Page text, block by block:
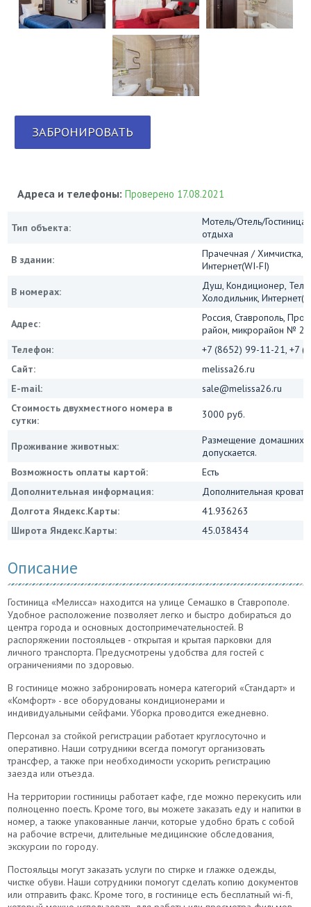
ЗАБРОНИРОВАТЬ
Адреса и телефоны:Проверено 17.08.2021
Тип объекта:
Мотель/Отель/
отдыха
В здании:
Прачечная / Химчистка,
Интернет(WI-FI)
В номерах:
Душ, Кондиционер,
Холодильник,
Адрес:
Россия, Ставрополь,
район, микрорайон №
Телефон:
+7 (8652) 99-11-21, +7
Сайт:
melissa26.ru
E-mail:
sale@melissa26.ru
Стоимость двухместного номера в
сутки:
3000 руб.
Проживание животных:
Размещение домашних
допускается.
Возможность оплаты картой:
Есть
Дополнительная информация:
Дополнительная
Долгота Яндекс.Карты:
41.936263
Широта Яндекс.Карты:
45.038434
Описание
Гостиница «Мелисса» находится на улице Семашко в Ставрополе.
Удобное расположение позволяет легко и быстро добираться до
центра города и основных достопримечательностей. В
распоряжении постояльцев - открытая и крытая парковки для
личного транспорта. Предусмотрены удобства для гостей с
ограничениями по здоровью.
В гостинице можно забронировать номера категорий «Стандарт» и
«Комфорт» - все оборудованы кондиционерами и
индивидуальными сейфами. Уборка проводится ежедневно.
Персонал за стойкой регистрации работает круглосуточно и
оперативно. Наши сотрудники всегда помогут организовать
трансфер, а также при необходимости ускорить регистрацию
заезда или отъезда.
На территории гостиницы работает кафе, где можно перекусить или
полноценно поесть. Кроме того, вы можете заказать еду и напитки в
номер, а также упакованные ланчи, которые удобно брать с собой
на рабочие встречи, длительные медицинские обследования,
экскурсии по городу.
Постояльцы могут заказать услуги по стирке и глажке одежды,
чистке обуви. Наши сотрудники помогут сделать копию документов
или отправить факс. Кроме того, в гостинице есть бесплатный wi-fi,